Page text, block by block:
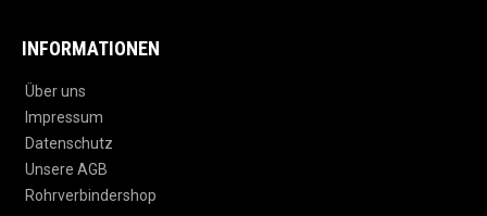
INFORMATIONEN
Über uns
Impressum
Datenschutz
Unsere AGB
Rohrverbindershop